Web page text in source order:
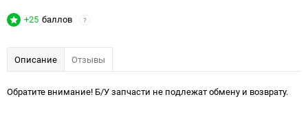
+25 баллов ?
Описание Отзывы
Обратите внимание! Б/У запчасти не подлежат обмену и возврату.